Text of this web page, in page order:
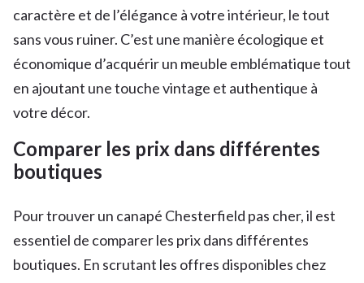
caractère et de l’élégance à votre intérieur, le tout
sans vous ruiner. C’est une manière écologique et
économique d’acquérir un meuble emblématique tout
en ajoutant une touche vintage et authentique à
votre décor.
Comparer les prix dans différentes
boutiques
Pour trouver un canapé Chesterfield pas cher, il est
essentiel de comparer les prix dans différentes
boutiques. En scrutant les offres disponibles chez